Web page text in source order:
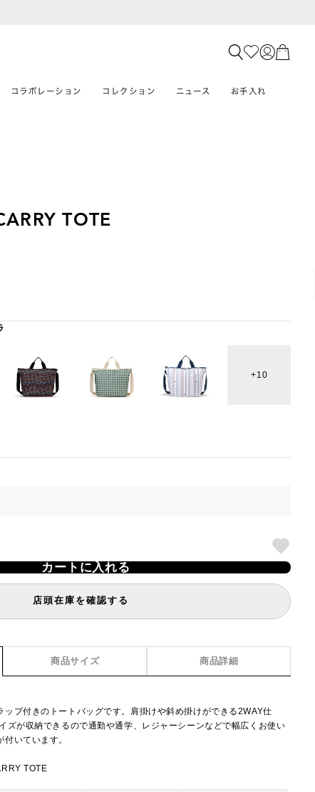
コラボレーション コレクション ニュース お手入れ
TOTE
10
カートに入れる
店頭在庫を確認する
商品サイズ 商品詳細
ップ付きのトートバッグです。肩掛けや斜め掛けができる2WAY仕
ズが収納できるので通勤や通学、レジャーシーンなどで幅広くお使い
いています。
TOTE